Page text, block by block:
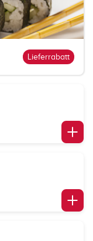
Lieferrabatt